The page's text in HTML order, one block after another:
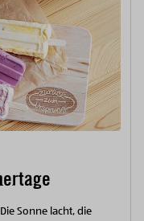
Sonne lacht, die